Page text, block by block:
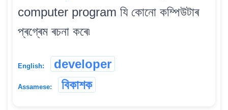
computer program যি কোনো কম্পিউটাৰ
প্ৰগ্ৰেম ৰচনা কৰে৷
English: developer
Assamese: বিকাশক